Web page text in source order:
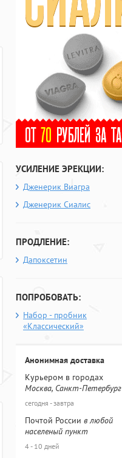
УСИЛЕНИЕ ЭРЕКЦИИ:
Дженерик Виагра
Дженерик Сиалис
ПРОДЛЕНИЕ:
Дапоксетин
ПОПРОБОВАТЬ:
Набор - пробник
«Классический»
Анонимная доставка
Курьером в городах
Москва, Санкт-Петербург
сегодня - завтра
Почтой России в любой
населеный пункт
4 - 10 дней